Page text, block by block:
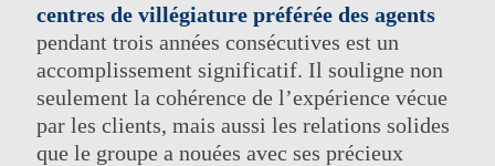
centres de villégiature préférée des agents
pendant trois années consécutives est un
accomplissement significatif. Il souligne non
seulement la cohérence de l’expérience vécue
par les clients, mais aussi les relations solides
que le groupe a nouées avec ses précieux